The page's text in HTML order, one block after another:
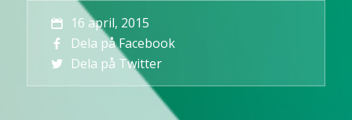
16 april, 2015
Dela på Facebook
Dela på Twitter